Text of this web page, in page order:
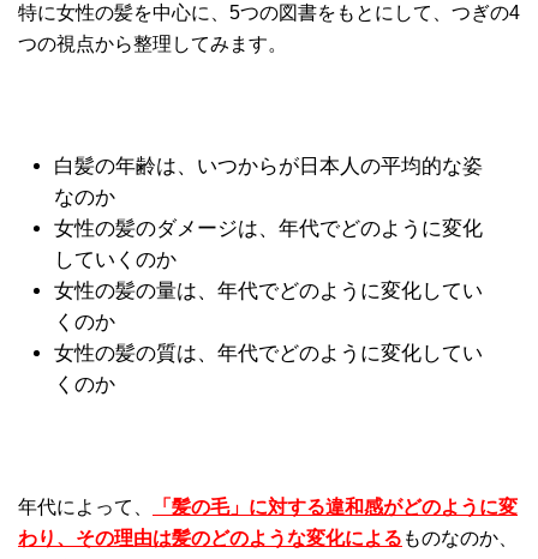
特に女性の髪を中心に、5つの図書をもとにして、つぎの4
つの視点から整理してみます。
白髪の年齢は、いつからが日本人の平均的な姿
なのか
女性の髪のダメージは、年代でどのように変化
していくのか
女性の髪の量は、年代でどのように変化してい
くのか
女性の髪の質は、年代でどのように変化してい
くのか
年代によって、
「髪の毛」に対する違和感がどのように変
わり、その理由は髪のどのような変化による ものなのか、